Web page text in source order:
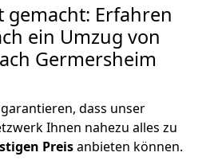
gemacht: Erfahren
ein Umzug von
Germersheim
dass unser
Ihnen nahezu alles zu
Preisanbieten können.